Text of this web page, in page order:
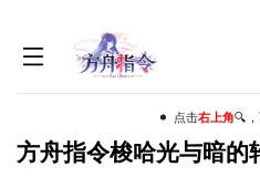
点击右上角🔍
方舟指令梭哈光与暗的